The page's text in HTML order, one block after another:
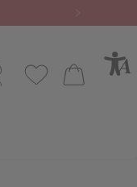
WunschlisteWarenkorb